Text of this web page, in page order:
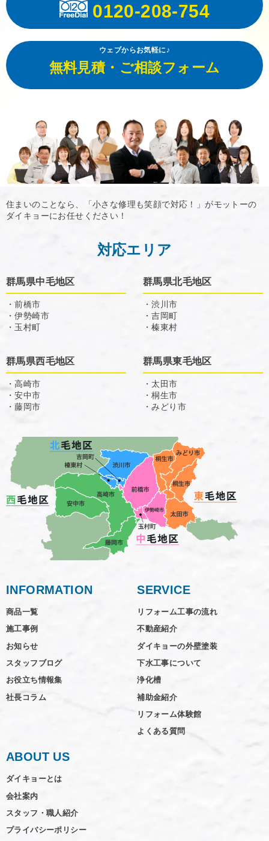
0120-208-754
ウェブからお気軽に♪
無料見積・ご相談フォーム
住まいのことなら、「小さな修理も笑顔で対応！」がモットーの
ダイキョーにお任せください！
対応エリア
群馬県中毛地区
・前橋市
・伊勢崎市
・玉村町
群馬県北毛地区
・渋川市
・吉岡町
・榛東村
群馬県西毛地区
・高崎市
・安中市
・藤岡市
群馬県東毛地区
・太田市
・桐生市
・みどり市
INFORMATION
商品一覧
施工事例
お知らせ
スタッフブログ
お役立ち情報集
社長コラム
SERVICE
リフォーム工事の流れ
不動産紹介
ダイキョーの外壁塗装
下水工事について
浄化槽
補助金紹介
リフォーム体験館
よくある質問
ABOUT US
ダイキョーとは
会社案内
スタッフ・職人紹介
プライバシーポリシー